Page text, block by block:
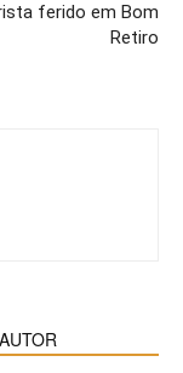
ferido em Bom
Retiro